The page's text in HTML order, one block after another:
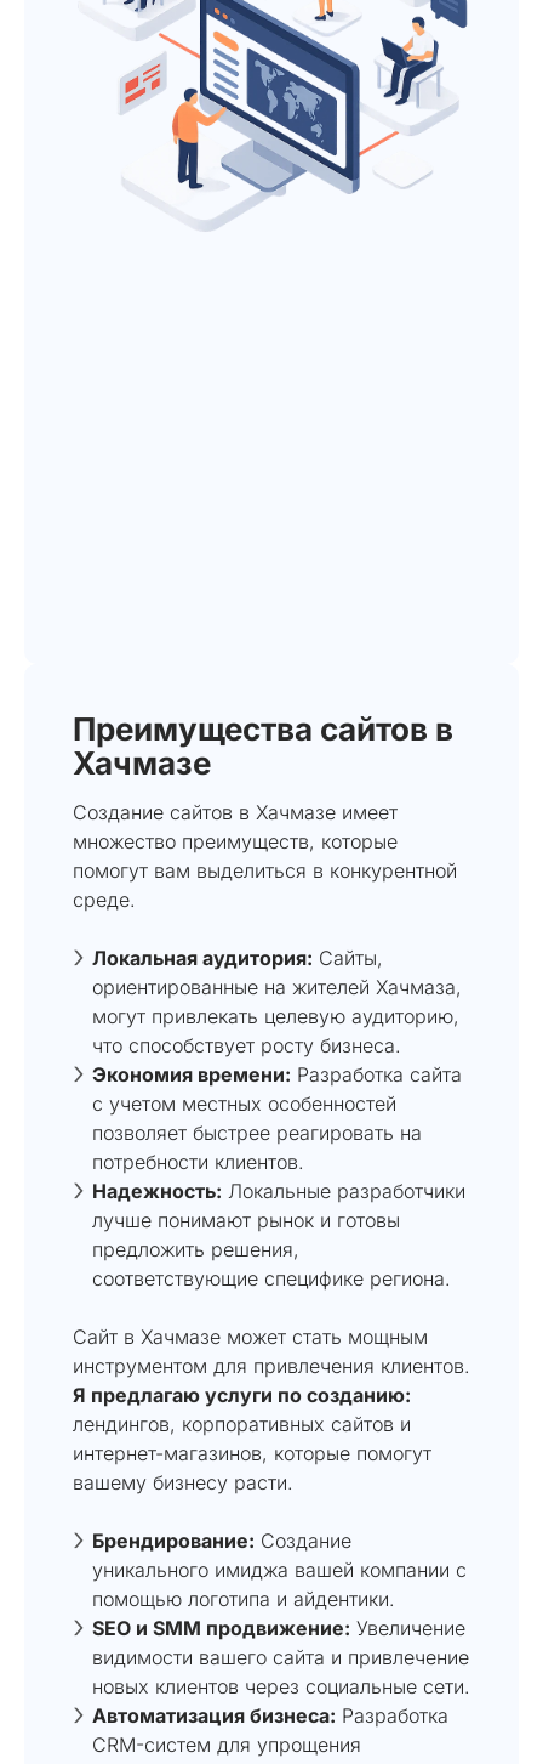
Преимущества сайтов в
Хачмазе
Создание сайтов в Хачмазе имеет
множество преимуществ, которые
помогут вам выделиться в конкурентной
среде.
Локальная аудитория: Сайты,
ориентированные на жителей Хачмаза,
могут привлекать целевую аудиторию,
что способствует росту бизнеса.
Экономия времени: Разработка сайта
с учетом местных особенностей
позволяет быстрее реагировать на
потребности клиентов.
Надежность: Локальные разработчики
лучше понимают рынок и готовы
предложить решения,
соответствующие специфике региона.
Сайт в Хачмазе может стать мощным
инструментом для привлечения клиентов.
Я предлагаю услуги по созданию:
лендингов, корпоративных сайтов и
интернет-магазинов, которые помогут
вашему бизнесу расти.
Брендирование: Создание
уникального имиджа вашей компании с
помощью логотипа и айдентики.
SEO и SMM продвижение: Увеличение
видимости вашего сайта и привлечение
новых клиентов через социальные сети.
Автоматизация бизнеса: Разработка
CRM-систем для упрощения